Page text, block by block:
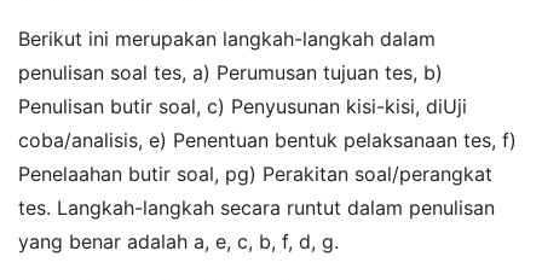
Berikut ini merupakan langkah-langkah dalam
penulisan soal tes, a) Perumusan tujuan tes, b)
Penulisan butir soal, c) Penyusunan kisi-kisi, diUji
coba/analisis, e) Penentuan bentuk pelaksanaan tes, f)
Penelaahan butir soal, pg) Perakitan soal/perangkat
tes. Langkah-langkah secara runtut dalam penulisan
yang benar adalah a, e, c, b, f, d, g.